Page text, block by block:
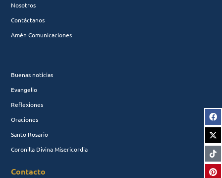
Nosotros
Contáctanos
Amén Comunicaciones
Buenas noticias
Evangelio
Reflexiones
Oraciones
Santo Rosario
Coronilla Divina Misericordia
Contacto